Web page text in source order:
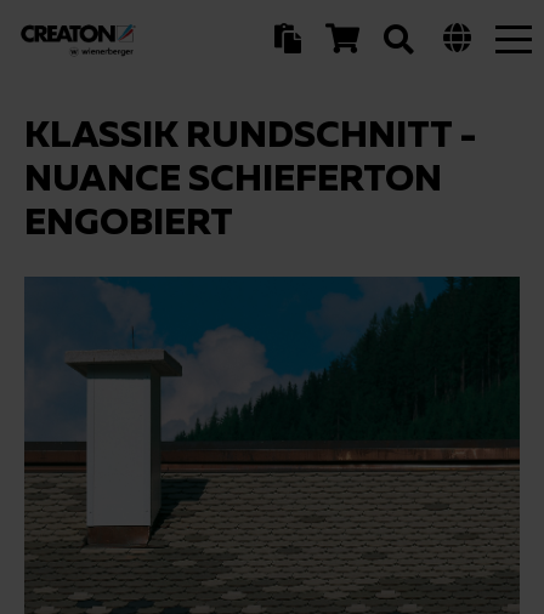
KLASSIK RUNDSCHNITT -
NUANCE SCHIEFERTON
ENGOBIERT